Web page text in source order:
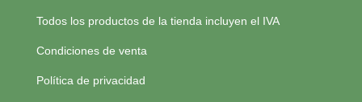
Todos los productos de la tienda incluyen el IVA
Condiciones de venta
Política de privacidad